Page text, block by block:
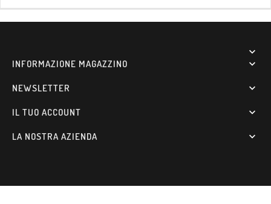

INFORMAZIONE MAGAZZINO 
NEWSLETTER 
IL TUO ACCOUNT 
LA NOSTRA AZIENDA 